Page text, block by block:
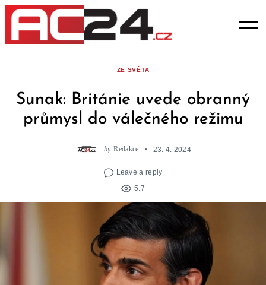
Skip
content
ZE SVĚTA
Sunak: Británie uvede obranný
průmysl do válečného režimu
by Redakce 23. 4. 2024
Leave a reply
5.7